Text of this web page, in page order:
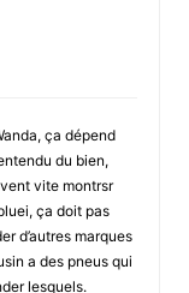
ça dépend
du bien,
vite montrsr
ça doit pas
d’autres marques
a des pneus qui
lesquels.